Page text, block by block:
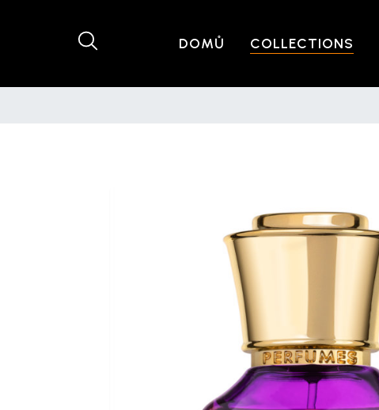
DOMŮ COLLECTIONS